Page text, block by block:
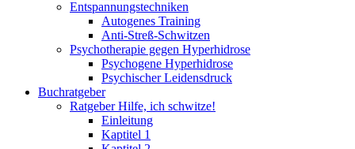
Entspannungstechniken
Autogenes Training
Anti-Streß-Schwitzen
Psychotherapie gegen Hyperhidrose
Psychogene Hyperhidrose
Psychischer Leidensdruck
Buchratgeber
Ratgeber Hilfe, ich schwitze!
Einleitung
Kaptitel 1